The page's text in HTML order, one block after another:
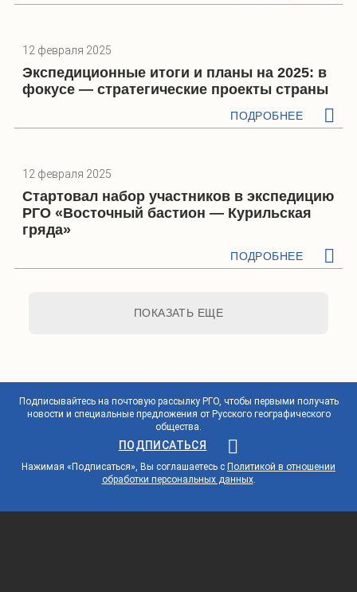
12 февраля 2025
Экспедиционные итоги и планы на 2025: в
фокусе — стратегические проекты страны
ПОДРОБНЕЕ
12 февраля 2025
Стартовал набор участников в экспедицию
РГО «Восточный бастион — Курильская
гряда»
ПОДРОБНЕЕ
ПОКАЗАТЬ ЕЩЕ
Подписывайтесь на почтовую рассылку РГО, чтобы первыми получать
новости и специальные предложения от Русского географического
общества.
ПОДПИСАТЬСЯ
Нажимая «Подписаться», Вы соглашаетесь с Политикой в отношении
обработки персональных данных.